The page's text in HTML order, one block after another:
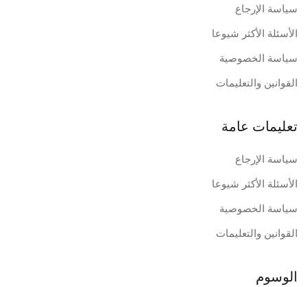
سياسة الإرجاع
الأسئلة الأكثر شيوعا
سياسة الخصوصية
القوانين والتعليمات
تعليمات عامة
سياسة الإرجاع
الأسئلة الأكثر شيوعا
سياسة الخصوصية
القوانين والتعليمات
الوسوم